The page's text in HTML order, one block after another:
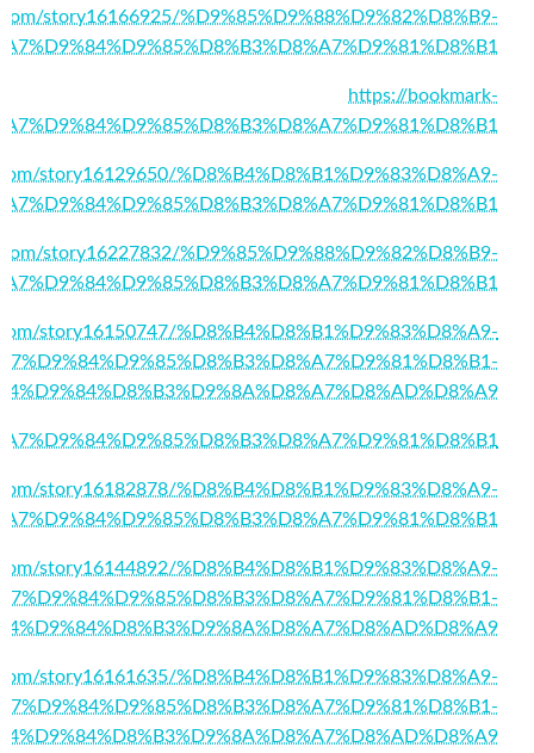
story16166925/%D9%85%D9%88%D9%82%D8%B9-
https://bookmark-
story16129650/%D8%B4%D8%B1%D9%83%D8%A9-
story16227832/%D9%85%D9%88%D9%82%D8%B9-
story16150747/%D8%B4%D8%B1%D9%83%D8%A9-
story16182878/%D8%B4%D8%B1%D9%83%D8%A9-
story16144892/%D8%B4%D8%B1%D9%83%D8%A9-
story16161635/%D8%B4%D8%B1%D9%83%D8%A9-